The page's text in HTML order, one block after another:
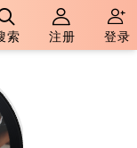
索 注册 登录